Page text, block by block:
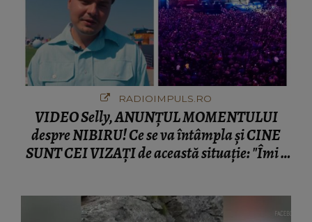
RADIOIMPULS.RO
VIDEO Selly, ANUNȚUL MOMENTULUI
despre NIBIRU! Ce se va întâmpla și CINE
SUNT CEI VIZAȚI de această situație: "Îmi e